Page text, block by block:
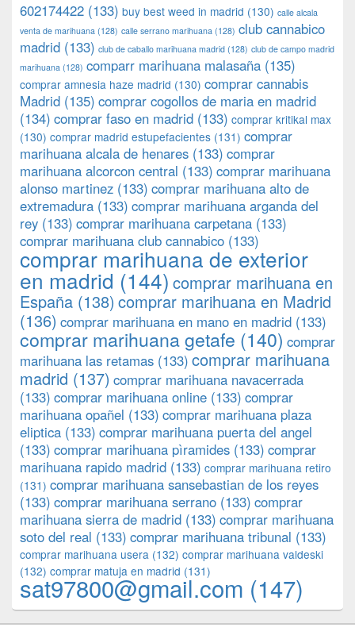
602174422 (133) buy best weed in madrid (130) calle alcala
venta de marihuana (128) calle serrano marihuana (128) club cannabico
madrid (133) club de caballo marihuana madrid (128) club de campo madrid
marihuana (128) comparr marihuana malasaña (135)
comprar amnesia haze madrid (130) comprar cannabis
Madrid (135) comprar cogollos de maria en madrid
(134) comprar faso en madrid (133) comprar kritikal max
(130) comprar madrid estupefacientes (131) comprar
marihuana alcala de henares (133) comprar
marihuana alcorcon central (133) comprar marihuana
alonso martinez (133) comprar marihuana alto de
extremadura (133) comprar marihuana arganda del
rey (133) comprar marihuana carpetana (133)
comprar marihuana club cannabico (133)
comprar marihuana de exterior
en madrid (144) comprar marihuana en
España (138) comprar marihuana en Madrid
(136) comprar marihuana en mano en madrid (133)
comprar marihuana getafe (140) comprar
marihuana las retamas (133) comprar marihuana
madrid (137) comprar marihuana navacerrada
(133) comprar marihuana online (133) comprar
marihuana opañel (133) comprar marihuana plaza
eliptica (133) comprar marihuana puerta del angel
(133) comprar marihuana pìramides (133) comprar
marihuana rapido madrid (133) comprar marihuana retiro
(131) comprar marihuana sansebastian de los reyes
(133) comprar marihuana serrano (133) comprar
marihuana sierra de madrid (133) comprar marihuana
soto del real (133) comprar marihuana tribunal (133)
comprar marihuana usera (132) comprar marihuana valdeski
(132) comprar matuja en madrid (131)
sat97800@gmail.com (147)